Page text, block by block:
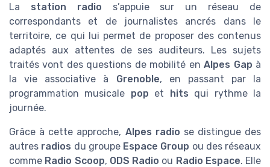
La station radio s’appuie sur un réseau de
correspondants et de journalistes ancrés dans le
territoire, ce qui lui permet de proposer des contenus
adaptés aux attentes de ses auditeurs. Les sujets
traités vont des questions de mobilité enAlpes Gap à
la vie associative à Grenoble, en passant par la
programmation musicale pop et hits qui rythme la
journée.
Grâce à cette approche, Alpes radio se distingue des
autres radios du groupe Espace Group ou des réseaux
comme Radio Scoop, ODS Radio ou Radio Espace. Elle